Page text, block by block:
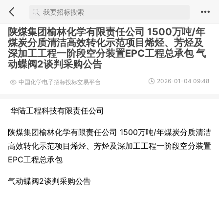
陕煤集团榆林化学有限责任公司 1500万吨/年
煤炭分质清洁高效转化示范项目烯烃、芳烃及
深加工工程一阶段空分装置EPC工程总承包 气
动蝶阀2谈判采购公告
中国化学电子招标投标交易平台 2026-01-04 09:48
华陆工程科技有限责任公司
陕煤集团榆林化学有限责任公司 1500万吨/年煤炭分质清洁
高效转化示范项目烯烃、芳烃及深加工工程一阶段空分装置
EPC工程总承包
气动蝶阀2谈判采购公告